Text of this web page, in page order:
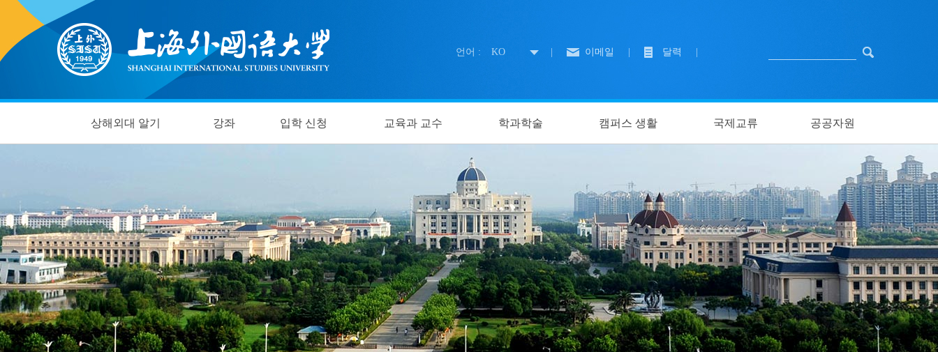
언어 : KO 이메일 달력
상해외대 알기 강좌 입학 신청 교육과 교수 학과학술 캠퍼스 생활 국제교류 공공자원